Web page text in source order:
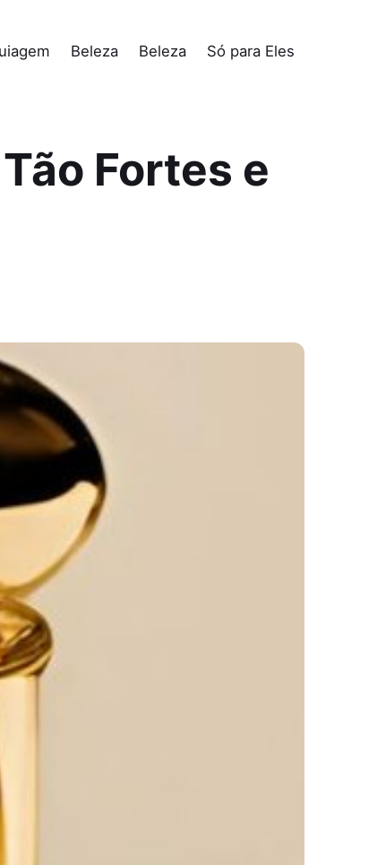
Beleza Beleza Só para Eles
Fortes e